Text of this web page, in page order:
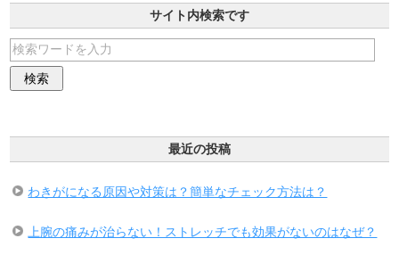
サイト内検索です
最近の投稿
わきがになる原因や対策は？簡単なチェック方法は？
上腕の痛みが治らない！ストレッチでも効果がないのはなぜ？